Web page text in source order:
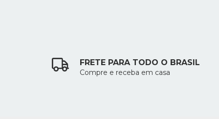
FRETE PARA TODO O BRASIL
Compre e receba em casa